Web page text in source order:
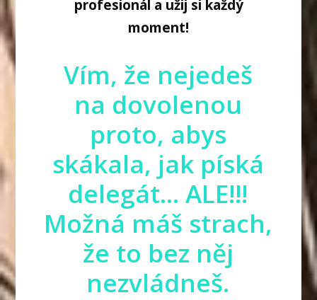
profesionál a užij si každý
moment!
Vím, že nejedeš
na dovolenou
proto, abys
skákala, jak píská
delegát... ALE!!!
Možná máš strach,
že to bez něj
nezvládneš.